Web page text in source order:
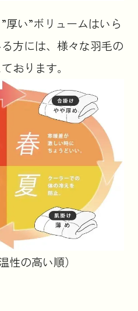
厚い”ボリュームはいら
方には、様々な羽毛の
おります。
性の高い順）